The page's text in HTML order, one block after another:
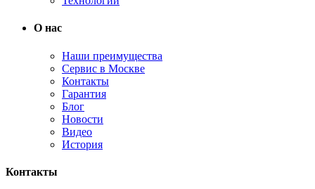
О нас
Наши преимущества
Сервис в Москве
Контакты
Гарантия
Блог
Новости
Видео
История
Контакты